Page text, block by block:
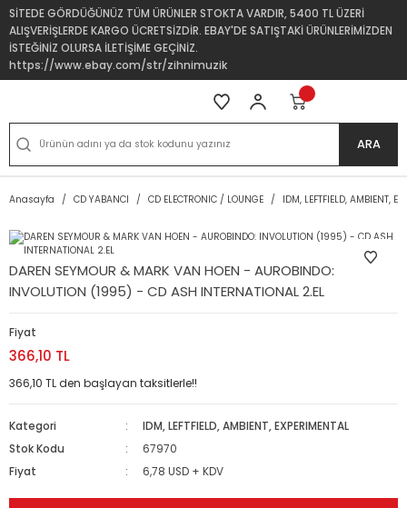
SİTEDE GÖRDÜĞÜNÜZ TÜM ÜRÜNLER STOKTA VARDIR, 5400 TL ÜZERİ
ALIŞVERİŞLERDE KARGO ÜCRETSİZDİR. EBAY'DE SATIŞTAKİ ÜRÜNLERİMİZDEN
İSTEĞİNİZ OLURSA İLETİŞİME GEÇİNİZ.
https://www.ebay.com/str/zihnimuzik
ARA
Anasayfa CD YABANCI CD ELECTRONIC / LOUNGE IDM, LEFTFIELD, AMBIENT,
DAREN SEYMOUR & MARK VAN HOEN - AUROBINDO:
INVOLUTION (1995) - CD ASH INTERNATIONAL 2.EL
Fiyat
366,10 TL
366,10 TL den başlayan taksitlerle!!
Kategori
IDM, LEFTFIELD, AMBIENT, EXPERIMENTAL
Stok Kodu
67970
Fiyat
6,78 USD + KDV